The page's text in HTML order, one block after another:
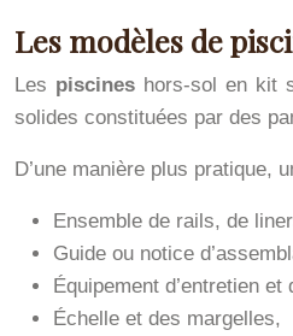
Les modèles de
Les piscines hors-sol en kit
solides constituées par des
D’une manière plus pratique,
Ensemble de rails, de
Guide ou notice
Équipement d’entretien et
Échelle et des margelles,